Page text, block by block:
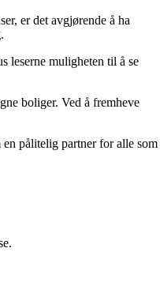
er det avgjørende å ha
leserne muligheten til å se
boliger. Ved å fremheve
pålitelig partner for alle som